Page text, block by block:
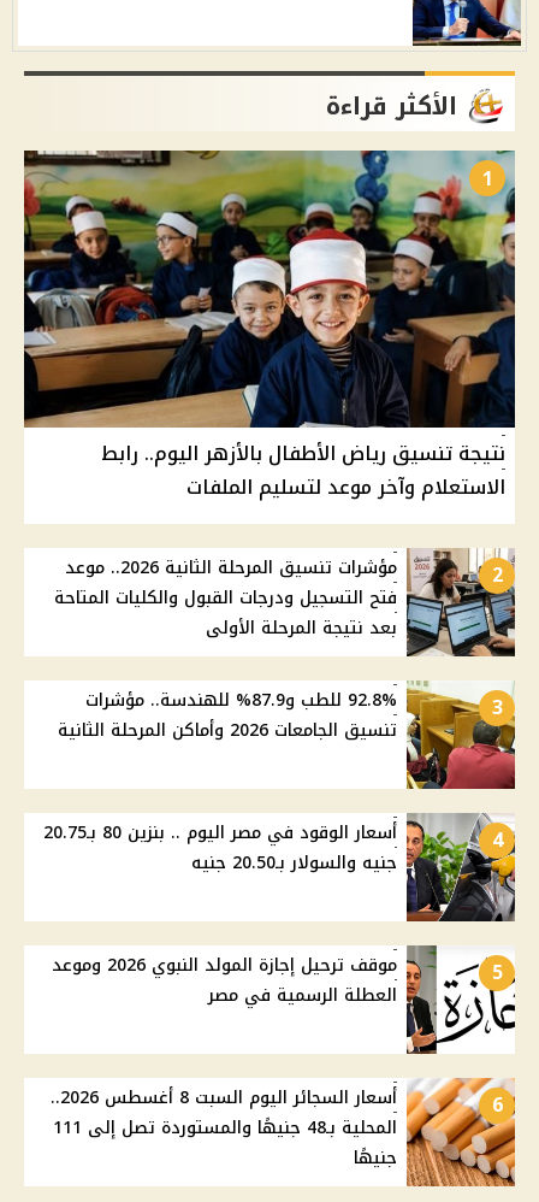
الأكثر قراءة
1
نتيجة تنسيق رياض الأطفال بالأزهر اليوم.. رابط
الاستعلام وآخر موعد لتسليم الملفات
2
مؤشرات تنسيق المرحلة الثانية 2026.. موعد
فتح التسجيل ودرجات القبول والكليات المتاحة
بعد نتيجة المرحلة الأولى
3
92.8% للطب و87.9% للهندسة.. مؤشرات
تنسيق الجامعات 2026 وأماكن المرحلة الثانية
4
أسعار الوقود في مصر اليوم .. بنزين 80 بـ20.75
جنيه والسولار بـ20.50 جنيه
5
موقف ترحيل إجازة المولد النبوي 2026 وموعد
العطلة الرسمية في مصر
6
أسعار السجائر اليوم السبت 8 أغسطس 2026..
المحلية بـ48 جنيهًا والمستوردة تصل إلى 111
جنيهًا